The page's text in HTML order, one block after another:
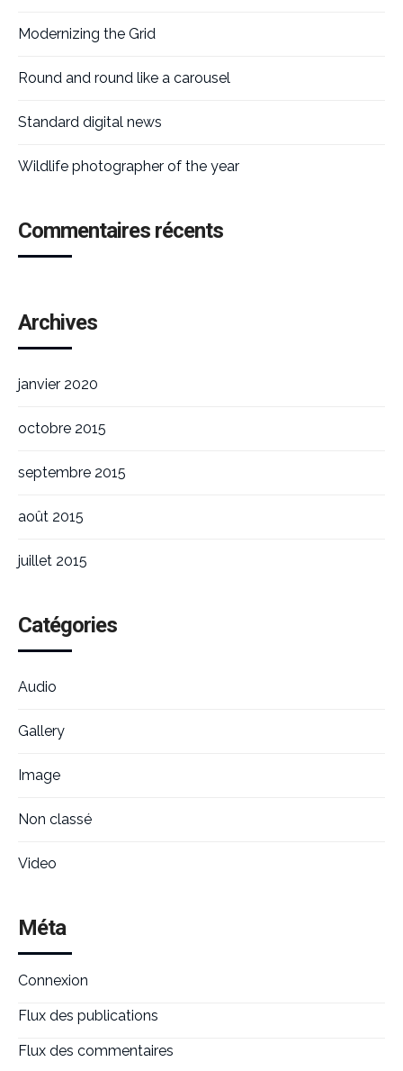
Modernizing the Grid
Round and round like a carousel
Standard digital news
Wildlife photographer of the year
Commentaires récents
Archives
janvier 2020
octobre 2015
septembre 2015
août 2015
juillet 2015
Catégories
Audio
Gallery
Image
Non classé
Video
Méta
Connexion
Flux des publications
Flux des commentaires